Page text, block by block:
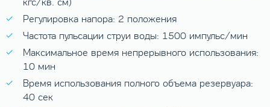
Регулировка напора: 2 положения
Частота пульсации струи воды: 1500 импульс/мин
Максимальное время непрерывного использования:
10 мин
Время использования полного объема резервуара:
40 сек